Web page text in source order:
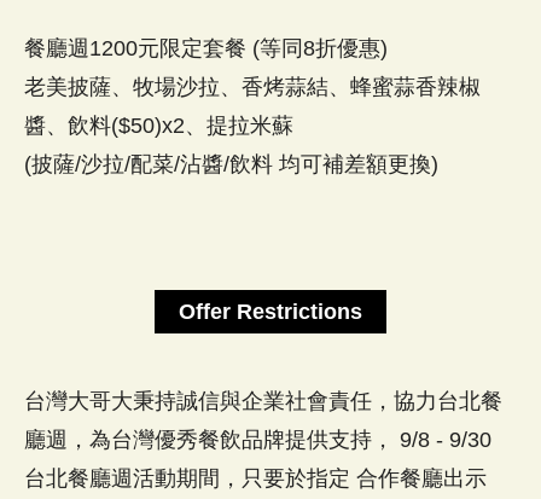
餐廳週1200元限定套餐 (等同8折優惠)
老美披薩、牧場沙拉、香烤蒜結、蜂蜜蒜香辣椒
醬、飲料($50)x2、提拉米蘇
(披薩/沙拉/配菜/沾醬/飲料 均可補差額更換)
Offer Restrictions
台灣大哥大秉持誠信與企業社會責任，協力台北餐
廳週，為台灣優秀餐飲品牌提供支持， 9/8 - 9/30
台北餐廳週活動期間，只要於指定 合作餐廳出示